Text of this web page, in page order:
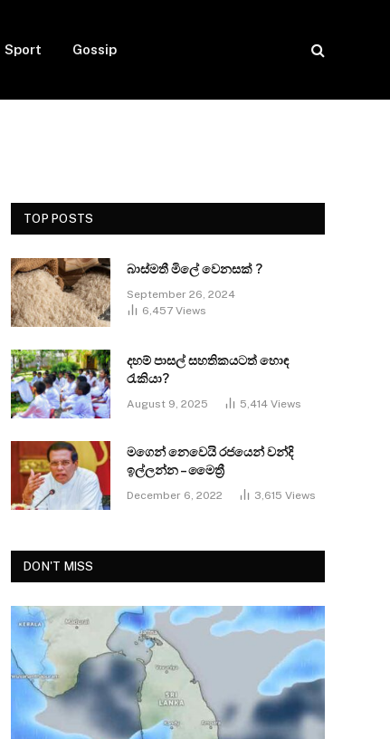
Sport Gossip
TOP POSTS
බාස්මතී මිලේ වෙනසක් ?
September 26, 2024
6,457 Views
දහම් පාසල් සහතිකයටත් හොඳ
රැකියා?
August 9, 2025 5,414 Views
මගෙන් නෙවෙයි රජයෙන් වන්දි
ඉල්ලන්න – මෛත්‍රී
December 6, 2022 3,615 Views
DON'T MISS